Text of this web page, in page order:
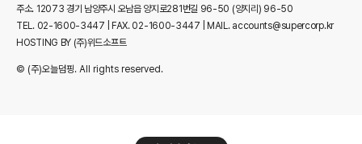
주소. 12073 경기 남양주시 오남읍 양지로281번길 96-50 (양지리) 96-50
TEL. 02-1600-3447 | FAX. 02-1600-3447 | MAIL. accounts@supercorp.kr
HOSTING BY (주)위드소프트
© (주)오늘덤핑. All rights reserved.